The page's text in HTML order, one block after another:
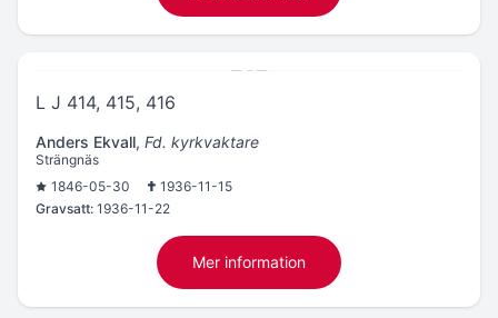
L J 414, 415, 416
Anders Ekvall, Fd. kyrkvaktare
Strängnäs
1846-05-30
1936-11-15
Gravsatt: 1936-11-22
Mer information